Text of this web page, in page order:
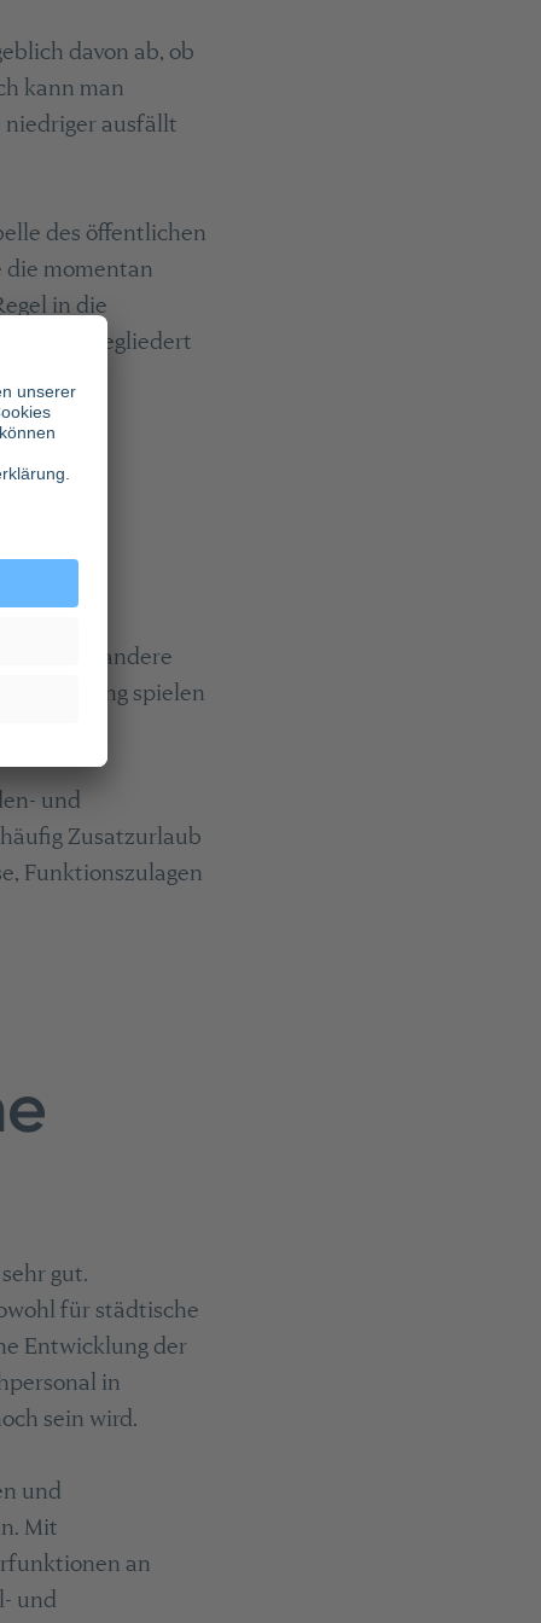
davon ab, ob
kann man
niedriger ausfällt
des öffentlichen
die momentan
in die
gegliedert
auch andere
spielen
und
Zusatzurlaub
Funktionszulagen
gut.
für städtische
Entwicklung der
in
sein wird.
und
Mit
an
und